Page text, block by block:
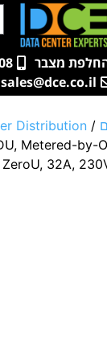
מצבר
sales@dce.co.il
/
Distribution
Metered-by-
ZeroU, 32A,